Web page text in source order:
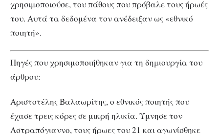
χρησιμοποιούσε, του πάθους που πρόβαλε τους ήρωές
του. Αυτά τα δεδομένα τον ανέδειξαν ως «εθνικό
ποιητή».
Πηγές που χρησιμοποιήθηκαν για τη δημιουργία του
άρθρου:
Αριστοτέλης Βαλαωρίτης, ο εθνικός ποιητής που
έχασε τρεις κόρες σε μικρή ηλικία. Ύμνησε τον
Αστραπόγιαννο, τους ήρωες του 21 και αγωνίσθηκε